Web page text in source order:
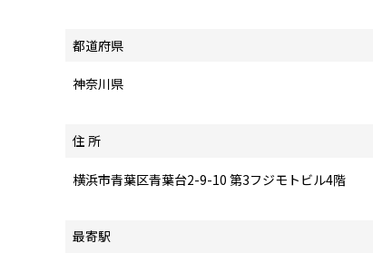
都道府県
神奈川県
住 所
横浜市青葉区青葉台2-9-10 第3フジモトビル4階
最寄駅